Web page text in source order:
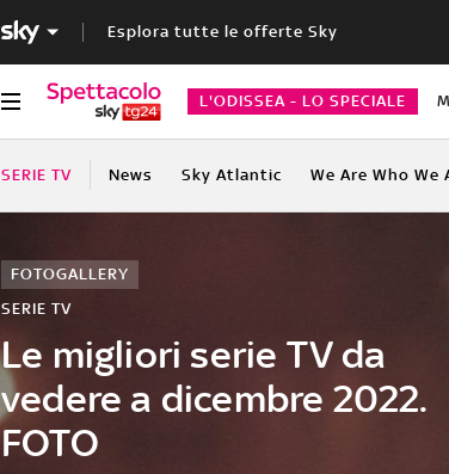
Esplora tutte le offerte Sky
L'ODISSEA - LO SPECIALE
SERIE TV News Sky Atlantic We Are Who We
Le migliori serie TV da
vedere a dicembre 2022.
FOTO
SERIE TV
FOTOGALLERY